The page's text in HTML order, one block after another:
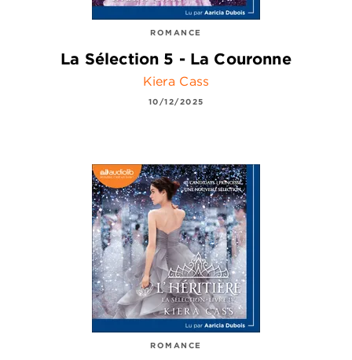
ROMANCE
La Sélection 5 - La Couronne
Kiera Cass
10/12/2025
ROMANCE